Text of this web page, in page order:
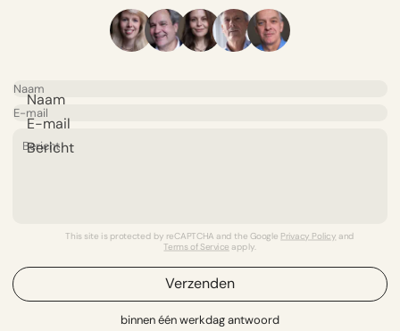
Naam
E-mail
Bericht
This site is protected by reCAPTCHA and the Google Privacy Policy and
Terms of Service apply.
Verzenden
binnen één werkdag antwoord